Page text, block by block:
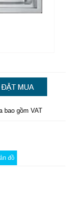
bao gồm VAT
đồ